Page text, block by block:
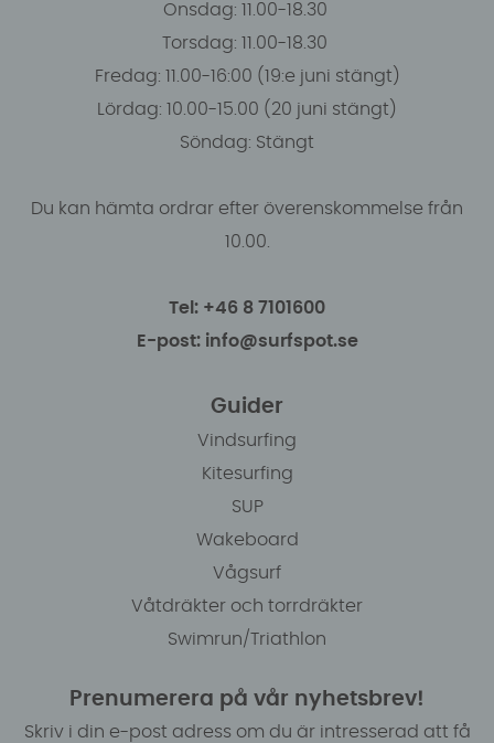
Onsdag: 11.00-18.30
Torsdag: 11.00-18.30
Fredag: 11.00-16:00 (19:e juni stängt)
Lördag: 10.00-15.00 (20 juni stängt)
Söndag: Stängt
Du kan hämta ordrar efter överenskommelse från
10.00.
Tel: +46 8 7101600
E-post: info@surfspot.se
Guider
Vindsurfing
Kitesurfing
SUP
Wakeboard
Vågsurf
Våtdräkter och torrdräkter
Swimrun/Triathlon
Prenumerera på vår nyhetsbrev!
Skriv i din e-post adress om du är intresserad att få